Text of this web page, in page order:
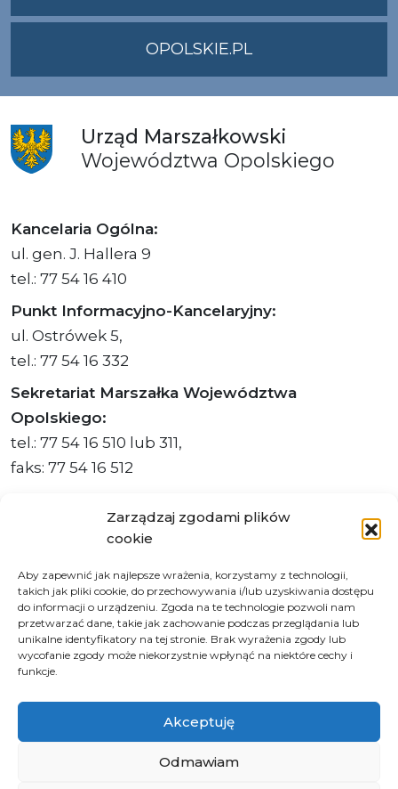
Zarządzaj zgodami plików
cookie
Aby zapewnić jak najlepsze wrażenia, korzystamy z technologii,
takich jak pliki cookie, do przechowywania i/lub uzyskiwania dostępu
do informacji o urządzeniu. Zgoda na te technologie pozwoli nam
przetwarzać dane, takie jak zachowanie podczas przeglądania lub
unikalne identyfikatory na tej stronie. Brak wyrażenia zgody lub
wycofanie zgody może niekorzystnie wpłynąć na niektóre cechy i
funkcje.
Akceptuję
Odmawiam
OPOLSKIE.PL
Urząd Marszałkowski
Województwa Opolskiego
Kancelaria Ogólna:
ul. gen. J. Hallera 9
tel.: 77 54 16 410
Punkt Informacyjno-Kancelaryjny:
ul. Ostrówek 5,
tel.: 77 54 16 332
Sekretariat Marszałka Województwa
Opolskiego:
tel.: 77 54 16 510 lub 311,
faks: 77 54 16 512
Adres do e-Doręczeń
Urzędu: AE:PL-66703-73759-IGTUV-14
Polityka prywatności
Klauzula informacyjna RODO